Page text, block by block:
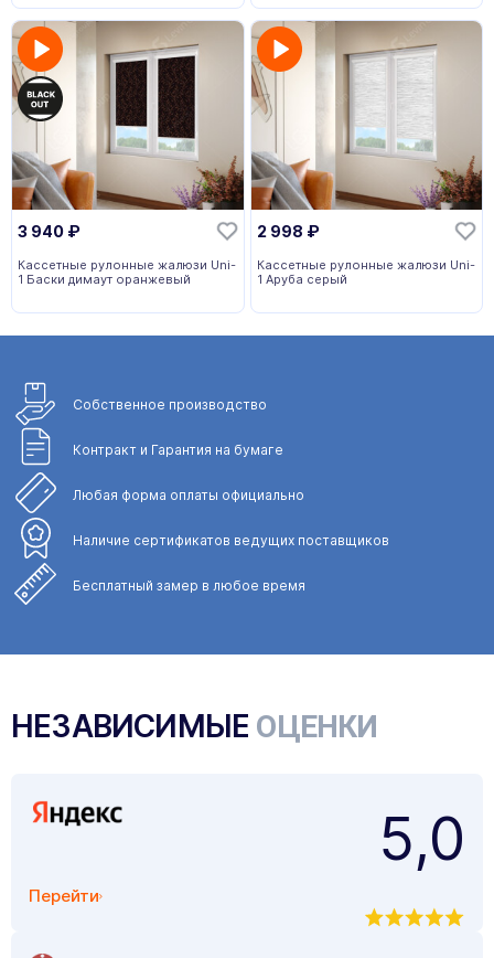
3 940 ₽
Кассетные рулонные жалюзи Uni-
1 Баски димаут оранжевый
2 998 ₽
Кассетные рулонные жалюзи Uni-
1 Аруба серый
Собственное производство
Контракт и Гарантия на бумаге
Любая форма оплаты официально
Наличие сертификатов ведущих поставщиков
Бесплатный замер в любое время
НЕЗАВИСИМЫЕ ОЦЕНКИ
Перейти
5,0